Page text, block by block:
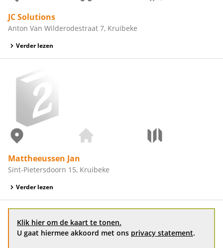
JC Solutions
Anton Van Wilderodestraat 7, Kruibeke
Verder lezen
Mattheeussen Jan
Sint-Pietersdoorn 15, Kruibeke
Verder lezen
Klik hier om de kaart te tonen.
U gaat hiermee akkoord met ons privacy statement.